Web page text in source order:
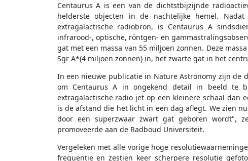
Centaurus A is een van de dichtstbijzijnde
helderste objecten in de nachtelijke hemel.
extragalactische radiobron, is Centaurus A
infrarood-, optische, röntgen- en
gat met een massa van 55 miljoen zonnen. Deze
Sgr A*(4 miljoen zonnen) in, het zwarte gat in het
In een nieuwe publicatie in Nature Astronomy zijn de
om Centaurus A in ongekend detail in beeld te
extragalactische radio jet op een kleinere schaal dan
is de afstand die het licht in een dag aflegt. We zien
door een superzwaar zwart gat geboren wordt",
promoveerde aan de Radboud Universiteit.
Vergeleken met alle vorige hoge
frequentie en zestien keer scherpere resolutie